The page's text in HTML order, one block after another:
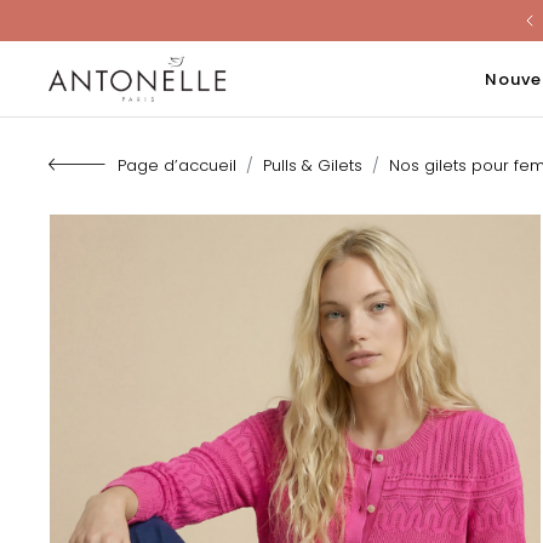
Page d’accueil Pulls & Gilets Nos gilets pour